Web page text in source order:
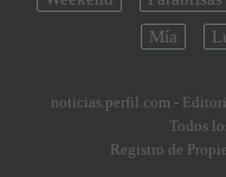
Mía
noticias.perfil.com -
Todos
Registro de